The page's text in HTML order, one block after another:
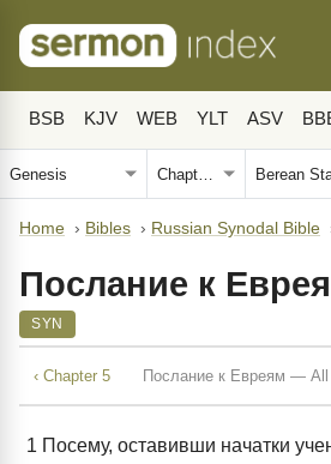
BSB KJV WEB YLT ASV
Home › Bibles › Russian Synodal Bible
Послание к
SYN
‹ Chapter 5 Послание к Евреям — All
1 Посему, оставивши начатки